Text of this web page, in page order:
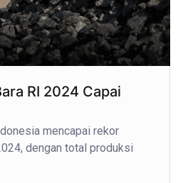
RI 2024 Capai
mencapai rekor
dengan total produksi